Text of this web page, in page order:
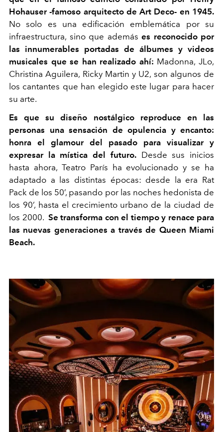
Hohauser -famoso arquitecto de Art Deco- en 1945.
No solo es una edificación emblemática por su
infraestructura, sino que además es reconocido por
las innumerables portadas de álbumes y videos
musicales que se han realizado ahí: Madonna, JLo,
Christina Aguilera, Ricky Martin y U2, son algunos de
los cantantes que han elegido este lugar para hacer
su arte.
Es que su diseño nostálgico reproduce en las
personas una sensación de opulencia y encanto:
honra el glamour del pasado para visualizar y
expresar la mística del futuro.Desde sus inicios
hasta ahora, Teatro París ha evolucionado y se ha
adaptado a las distintas épocas: desde la era Rat
Pack de los 50’, pasando por las noches hedonista de
los 90’, hasta el crecimiento urbano de la ciudad de
los 2000. Se transforma con el tiempo y renace para
las nuevas generaciones a través de Queen Miami
Beach.